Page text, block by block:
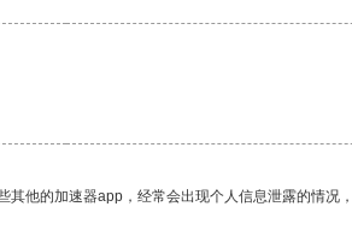
他的加速器app，经常会出现个人信息泄露的情况，